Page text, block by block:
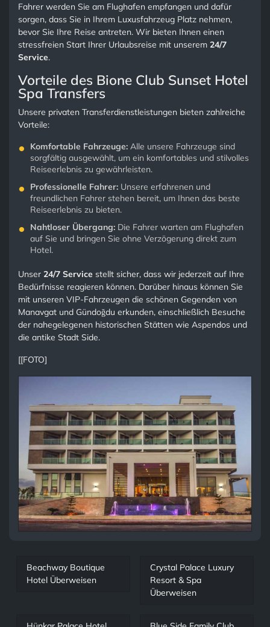
Fahrer werden Sie am Flughafen empfangen und dafür
sorgen, dass Sie in Ihrem Luxusfahrzeug Platz nehmen,
bevor Sie Ihre Reise antreten. Wir bieten Ihnen einen
stressfreien Start Ihrer Urlaubsreise mit unserem24/7
Service.
Vorteile des Bione Club Sunset Hotel
Spa Transfers
Unsere privaten Transferdienstleistungen bieten zahlreiche
Vorteile:
Komfortable Fahrzeuge: Alle unsere Fahrzeuge sind
sorgfältig ausgewählt, um ein komfortables und stilvolles
Reiseerlebnis zu gewährleisten.
Professionelle Fahrer: Unsere erfahrenen und
freundlichen Fahrer stehen bereit, um Ihnen das beste
Reiseerlebnis zu bieten.
Nahtloser Übergang: Die Fahrer warten am Flughafen
auf Sie und bringen Sie ohne Verzögerung direkt zum
Hotel.
Unser24/7 Service stellt sicher, dass wir jederzeit auf Ihre
Bedürfnisse reagieren können. Darüber hinaus können Sie
mit unseren VIP-Fahrzeugen die schönen Gegenden von
Manavgat und Gündoğdu erkunden, einschließlich Besuche
der nahegelegenen historischen Stätten wie Aspendos und
die antike Stadt Side.
[[FOTO]
Beachway Boutique
Hotel Überweisen
Crystal Palace Luxury
Resort & Spa
Überweisen